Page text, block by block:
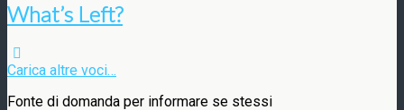
What’s Left?
Carica altre voci…
Fonte di domanda per informare se stessi